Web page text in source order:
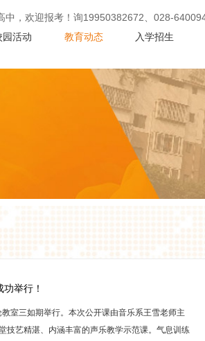
园活动 教育动态 入学招生
欢迎报考！询19950382672、028-64009456
举行！
室三如期举行。本次公开课由音乐系王雪老师主
技艺精湛、内涵丰富的声乐教学示范课。气息训练